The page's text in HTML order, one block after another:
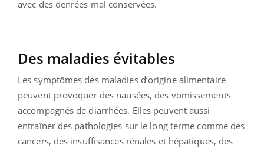
avec des denrées mal conservées.
Des maladies évitables
Les symptômes des maladies d’origine alimentaire
peuvent provoquer des nausées, des vomissements
accompagnés de diarrhées. Elles peuvent aussi
entraîner des pathologies sur le long terme comme des
cancers, des insuffisances rénales et hépatiques, des